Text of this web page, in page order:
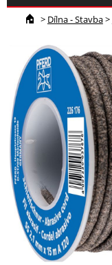
> Dílna - Stavba>